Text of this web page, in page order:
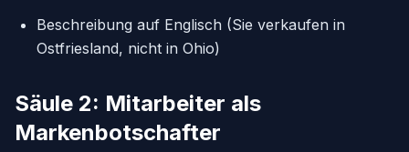
Beschreibung auf Englisch (Sie verkaufen in
Ostfriesland, nicht in Ohio)
Säule 2: Mitarbeiter als
Markenbotschafter